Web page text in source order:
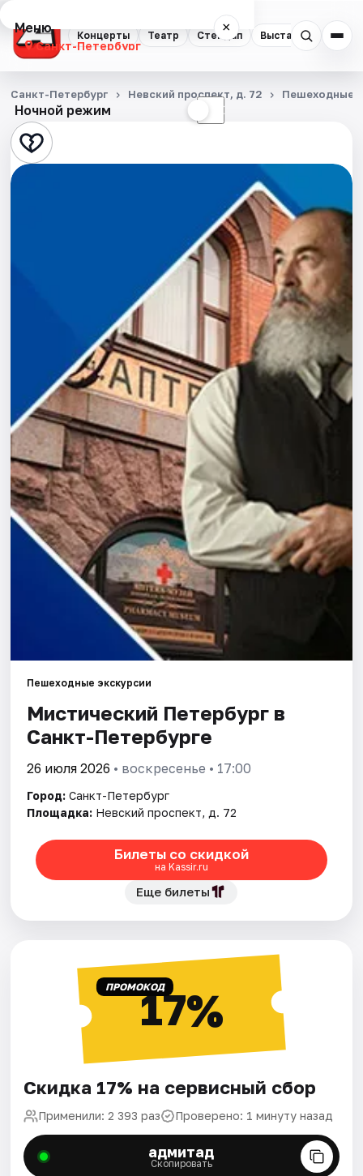
Концерты Театр Стендап Выставки
Меню ×
Санкт-Петербург
Концерты
Театр
Стендап
Города
Площадки
Артисты
Рейтинги
Ночной режим ☾
Санкт-Петербург Невский проспект, д. 72 Пешеходные
Пешеходные экскурсии
Мистический Петербург в
Санкт-Петербурге
26 июля 2026 • воскресенье • 17:00
Город: Санкт-Петербург
Площадка: Невский проспект, д. 72
Билеты со скидкой
на Kassir.ru
Еще билеты
ПРОМОКОД17%
Скидка 17% на сервисный сбор
Применили: 2 393 раз Проверено: 1 минуту назад
адмитад
Скопировать